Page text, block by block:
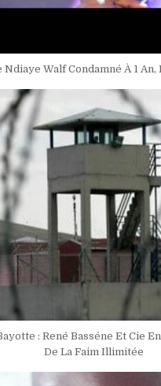
Walf Condamné À 1
: René Basséne Et Cie
De La Faim Illimitée